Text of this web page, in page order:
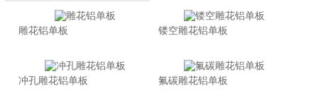
雕花铝单板 镂空雕花铝单板
冲孔雕花铝单板 氟碳雕花铝单板